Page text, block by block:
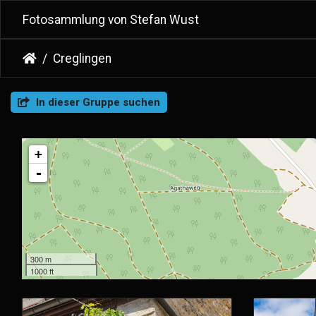
Fotosammlung von Stefan Wust
Creglingen
In dieser Gruppe suchen
+
-
300 m
1000 ft